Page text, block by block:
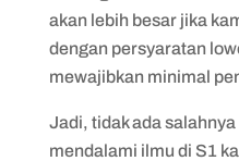
akan lebih besar jika
dengan persyaratan
mewajibkan minimal
Jadi, tidak ada
mendalami ilmu di S1